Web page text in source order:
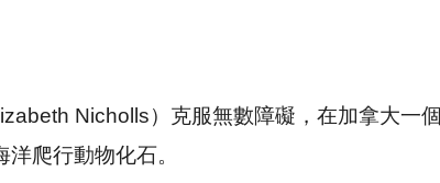
Nicholls）克服無數障礙，在加拿大一個
爬行動物化石。